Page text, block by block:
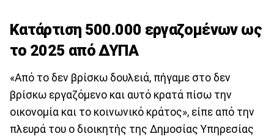
Κατάρτιση 500.000 εργαζομένων ως
το 2025 από ΔΥΠΑ
«Από το δεν βρίσκω δουλειά, πήγαμε στο δεν
βρίσκω εργαζόμενο και αυτό κρατά πίσω την
οικονομία και το κοινωνικό κράτος», είπε από την
πλευρά του ο διοικητής της Δημοσίας Υπηρεσίας